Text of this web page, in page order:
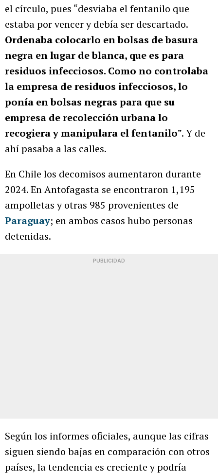
el círculo, pues “desviaba el fentanilo que
estaba por vencer y debía ser descartado.
Ordenaba colocarlo en bolsas de basura
negra en lugar de blanca, que es para
residuos infecciosos. Como no controlaba
la empresa de residuos infecciosos, lo
ponía en bolsas negras para que su
empresa de recolección urbana lo
recogiera y manipulara el fentanilo”. Y de
ahí pasaba a las calles.
En Chile los decomisos aumentaron durante
2024. En Antofagasta se encontraron 1,195
ampolletas y otras 985 provenientes de
Paraguay; en ambos casos hubo personas
detenidas.
PUBLICIDAD
Según los informes oficiales, aunque las cifras
siguen siendo bajas en comparación con otros
países, la tendencia es creciente y podría